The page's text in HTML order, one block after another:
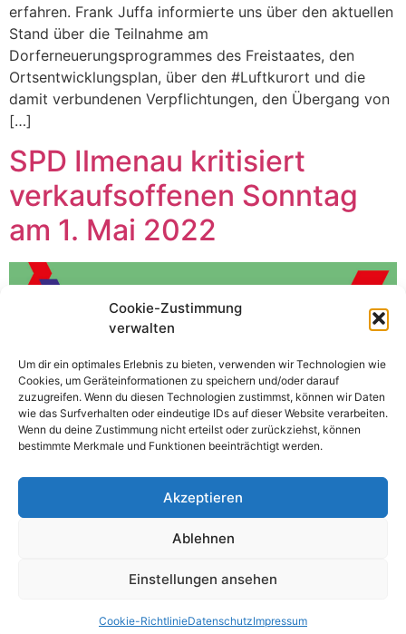
Cookie-Zustimmung
verwalten
Um dir ein optimales Erlebnis zu bieten, verwenden wir Technologien wie
Cookies, um Geräteinformationen zu speichern und/oder darauf
zuzugreifen. Wenn du diesen Technologien zustimmst, können wir Daten
wie das Surfverhalten oder eindeutige IDs auf dieser Website verarbeiten.
Wenn du deine Zustimmung nicht erteilst oder zurückziehst, können
bestimmte Merkmale und Funktionen beeinträchtigt werden.
Akzeptieren
Ablehnen
Einstellungen ansehen
Cookie-RichtlinieDatenschutzImpressum
erfahren. Frank Juffa informierte uns über den aktuellen
Stand über die Teilnahme am
Dorferneuerungsprogrammes des Freistaates, den
Ortsentwicklungsplan, über den #Luftkurort und die
damit verbundenen Verpflichtungen, den Übergang von
[…]
SPD Ilmenau kritisiert
verkaufsoffenen Sonntag
am 1. Mai 2022
Dieses Jahr fällt der 1. Mai, der Tag der Arbeit, auf einen
Sonntag. Zeitgleich wird der Töpfermarkt wie auch der
verkaufsoffenen Sonntag stattfinden. Insbesondere
letzteres kritisiert Benjamin Heinrichs, SPD-
für das durch die Arbeiterbewegung Erreichte und ist
aktueller denn je, Arbeitnehmerrechte stehen immer […]
Alle Rechte vorbehalten